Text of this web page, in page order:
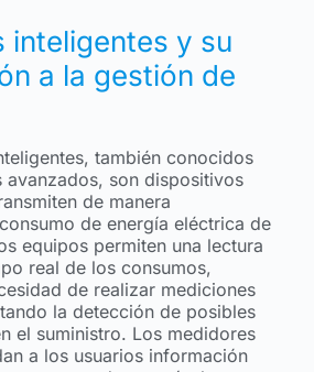
inteligentes y su
a la gestión de
también conocidos
son dispositivos
de manera
de energía eléctrica de
equipos permiten una lectura
real de los consumos,
de realizar mediciones
la detección de posibles
el suministro. Los medidores
a los usuarios información